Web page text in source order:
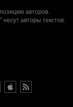
авторов.
авторы текстов.